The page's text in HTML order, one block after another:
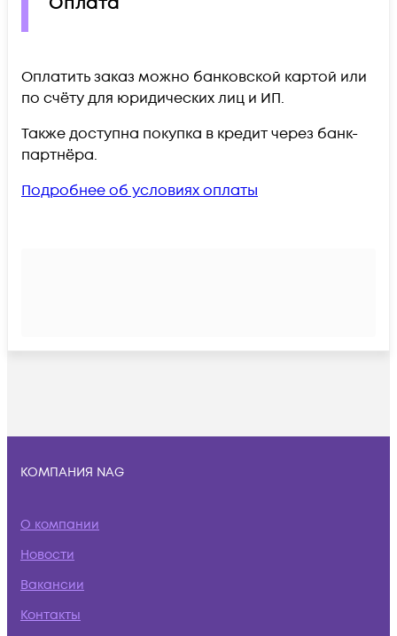
Оплатить заказ можно банковской картой или
по счёту для юридических лиц и ИП.
Также доступна покупка в кредит через банк-
партнёра.
Подробнее об условиях оплаты
КОМПАНИЯ NAG
О компании
Новости
Вакансии
Контакты